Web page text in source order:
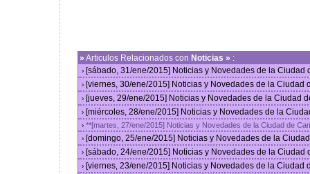
» Articulos Relacionados con Noticias » :
› [sábado, 31/ene/2015] Noticias y Novedades de la Ciudad
› [viernes, 30/ene/2015] Noticias y Novedades de la Ciudad
› [jueves, 29/ene/2015] Noticias y Novedades de la Ciudad
› [miércoles, 28/ene/2015] Noticias y Novedades de la
› **[martes, 27/ene/2015] Noticias y Novedades de la Ciudad de
› [domingo, 25/ene/2015] Noticias y Novedades de la
› [sábado, 24/ene/2015] Noticias y Novedades de la Ciudad
› [viernes, 23/ene/2015] Noticias y Novedades de la Ciudad